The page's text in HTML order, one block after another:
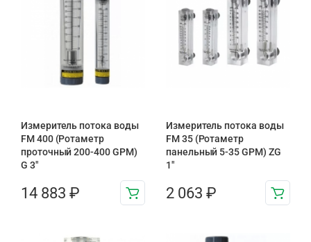
Измеритель потока воды
FM 400 (Ротаметр
проточный 200-400 GPM)
G 3″
14 883 ₽
Измеритель потока воды
FM 35 (Ротаметр
панельный 5-35 GPM) ZG
1″
2 063 ₽